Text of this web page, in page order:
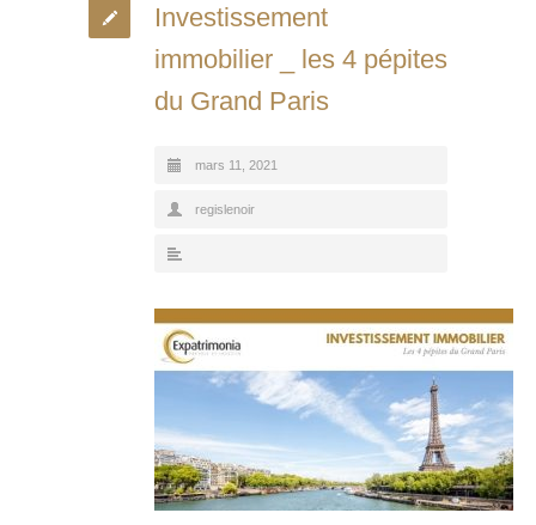
Investissement
immobilier _ les 4 pépites
du Grand Paris
mars 11, 2021
regislenoir